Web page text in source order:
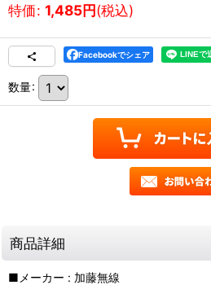
特価: 1,485円(税込)
Facebookでシェア
数量:
商品詳細
■メーカー : 加藤無線